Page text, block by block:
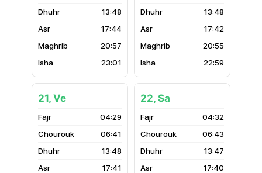
13:48
17:44
20:57
23:01
13:48
17:42
20:55
22:59
21, Ve
04:29
06:41
13:48
17:41
22, Sa
04:32
06:43
13:47
17:40